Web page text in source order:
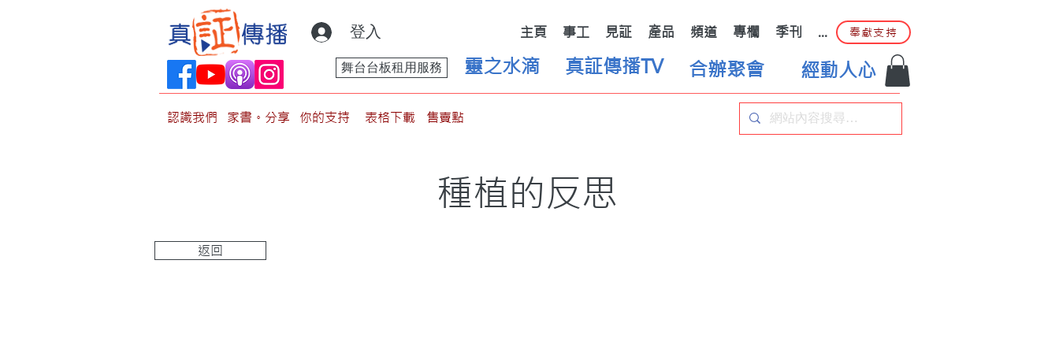
登入 主頁 事工 見証 產品 頻道 專欄 季刊 ... 奉獻支持
靈之水滴
舞台台板租用服務 真証傳播TV 合辦聚會 經動人心
認識我們 家書。分享 你的支持 表格下載 售賣點
種植的反思
返回